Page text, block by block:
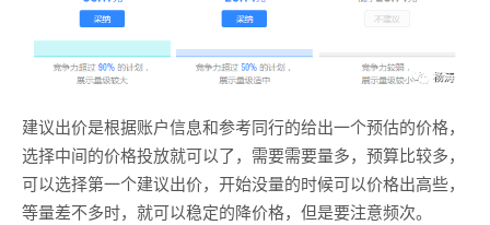
建议出价是根据账户信息和参考同行的给出一个预估的价格，
选择中间的价格投放就可以了，需要需要量多，预算比较多，
可以选择第一个建议出价，开始没量的时候可以价格出高些，
等量差不多时，就可以稳定的降价格，但是要注意频次。